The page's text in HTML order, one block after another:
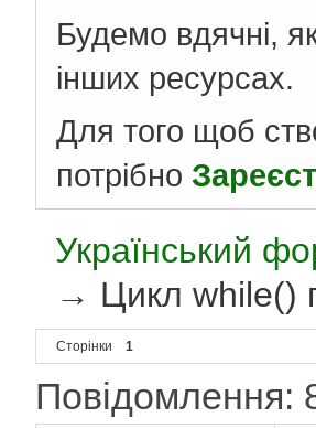
Будемо вдячні,
інших ресурсах.
Для того щоб
потрібно
Український
→ Цикл while()
Сторінки 1
Повідомлення: